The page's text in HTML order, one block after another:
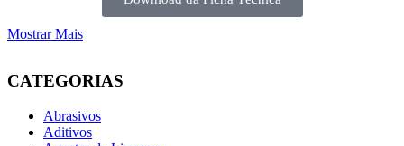
Mostrar Mais
CATEGORIAS
Abrasivos
Aditivos